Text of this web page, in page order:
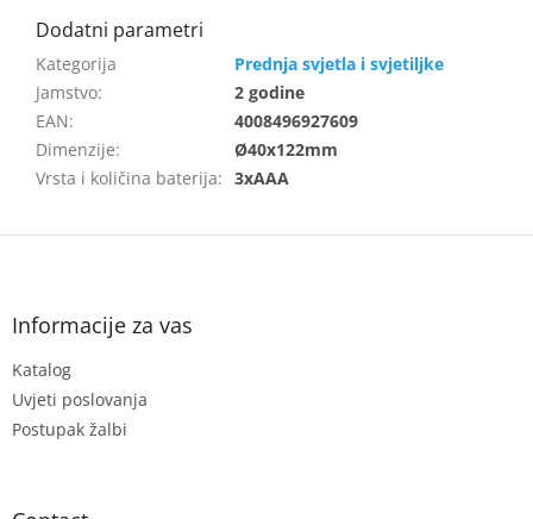
Prednja svjetla i svjetiljke
Jamstvo:
2 godine
EAN:
4008496927609
Dimenzije:
Ø40x122mm
Vrsta i količina baterija: 3xAAA
F
Informacije za vas
Katalog
Uvjeti poslovanja
Postupak žalbi